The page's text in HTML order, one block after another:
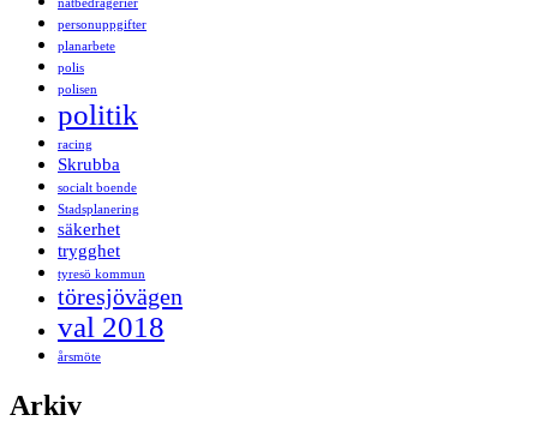
nätbedrägerier
personuppgifter
planarbete
polis
polisen
politik
racing
Skrubba
socialt boende
Stadsplanering
säkerhet
trygghet
tyresö kommun
töresjövägen
val 2018
årsmöte
Arkiv